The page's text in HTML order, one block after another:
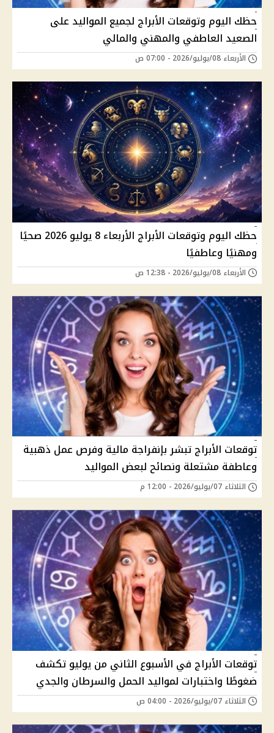
حظك اليوم وتوقعات الأبراج لجميع المواليد على
الصعيد العاطفي والمهني والمالي
الأربعاء 08/يوليو/2026 - 07:00 ص
حظك اليوم وتوقعات الأبراج الأربعاء 8 يوليو 2026 صحيًا
ومهنيًا وعاطفيًا
الأربعاء 08/يوليو/2026 - 12:38 ص
توقعات الأبراج تبشر بإنفراجة مالية وفرص عمل ذهبية
وعاطفة مشتعلة ونصائح لبعض المواليد
الثلاثاء 07/يوليو/2026 - 12:00 م
توقعات الأبراج في الأسبوع الثاني من يوليو تكشف
ضغوطًا واختبارات لمواليد الحمل والسرطان والجدي
الثلاثاء 07/يوليو/2026 - 04:00 ص